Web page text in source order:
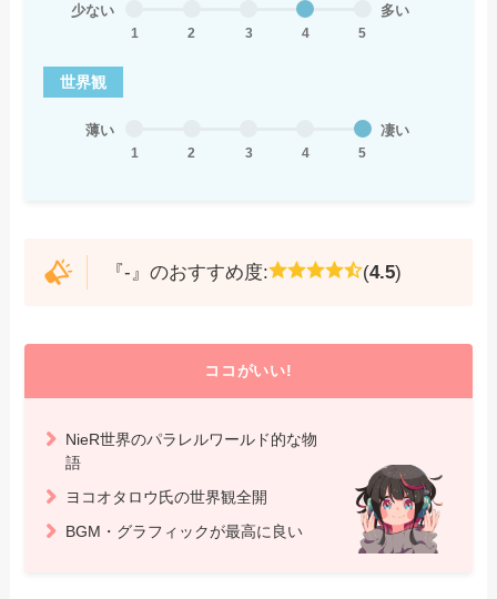
少ない
1 2 3 4 5
多い
世界観
薄い
1 2 3 4 5
凄い
『-』のおすすめ度: (4.5)
ココがいい!
NieR世界のパラレルワールド的な物
語
ヨコオタロウ氏の世界観全開
BGM・グラフィックが最高に良い